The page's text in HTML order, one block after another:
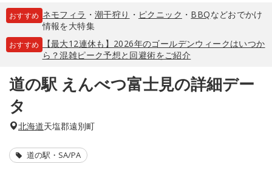
おすすめ ネモフィラ ・ 潮干狩り ・ ピクニック ・ BBQなどおでかけ
情報を大特集
おすすめ
【最大12連休も】2026年のゴールデンウィークはいつか
ら？混雑ピーク予想と回避術をご紹介
道の駅 えんべつ富士見の詳細デー
タ
北海道天塩郡遠別町
道の駅・SA/PA